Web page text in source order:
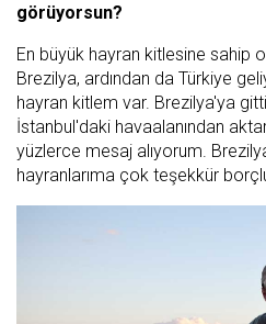
görüyorsun?
En büyük hayran kitlesine sahip
Brezilya, ardından da Türkiye
hayran kitlem var. Brezilya'ya
İstanbul'daki havaalanından
yüzlerce mesaj alıyorum.
hayranlarıma çok teşekkür